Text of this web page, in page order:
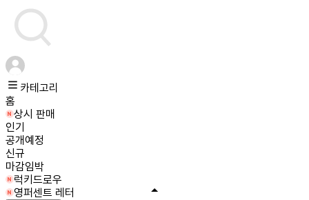
카테고리
홈
상시 판매
인기
공개예정
신규
마감임박
럭키드로우
영퍼센트 레터